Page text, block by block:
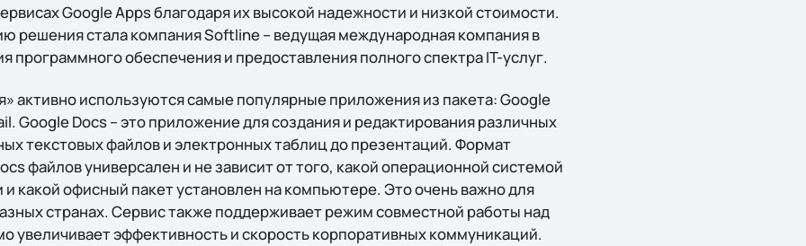
Google Apps благодаря их высокой надежности и низкой стоимости.
решения стала компания Softline – ведущая международная компания в
программного обеспечения и предоставления полного спектра IT-услуг.
активно используются самые популярные приложения из пакета: Google
Google Docs – это приложение для создания и редактирования различных
текстовых файлов и электронных таблиц до презентаций. Формат
файлов универсален и не зависит от того, какой операционной системой
какой офисный пакет установлен на компьютере. Это очень важно для
странах. Сервис также поддерживает режим совместной работы над
увеличивает эффективность и скорость корпоративных коммуникаций.